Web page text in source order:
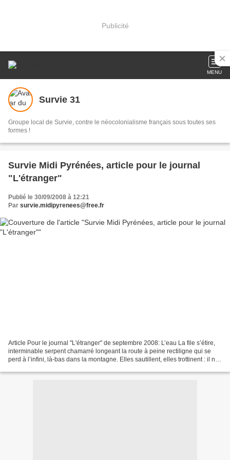
Publicité
MENU
Survie 31
Groupe local de Survie, contre le néocolonialisme français sous toutes ses
formes !
Survie Midi Pyrénées, article pour le journal
"L'étranger"
Publié le 30/09/2008 à 12:21
Par survie.midipyrenees@free.fr
Article Pour le journal "L'étranger" de septembre 2008: L’eau La file s’étire,
interminable serpent chamarré longeant la route à peine rectiligne qui se
perd à l’infini, là-bas dans la montagne. Elles sautillent, elles trottinent : il n’y